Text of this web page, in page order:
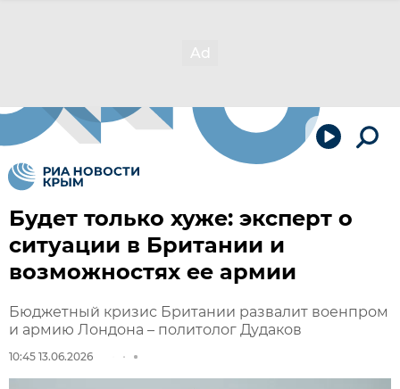
Будет только хуже: эксперт о
ситуации в Британии и
возможностях ее армии
Бюджетный кризис Британии развалит военпром
и армию Лондона – политолог Дудаков
10:45 13.06.2026